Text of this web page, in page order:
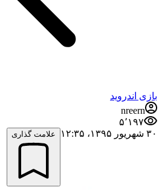
بازی اندروید
nreern
۵٬۱۹۷
۳۰ شهریور ۱۳۹۵،‏ ۱۲:۳۵
علامت گذاری